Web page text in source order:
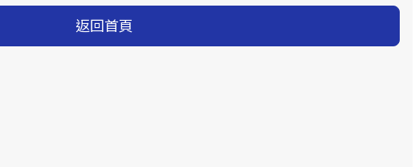
返回首頁